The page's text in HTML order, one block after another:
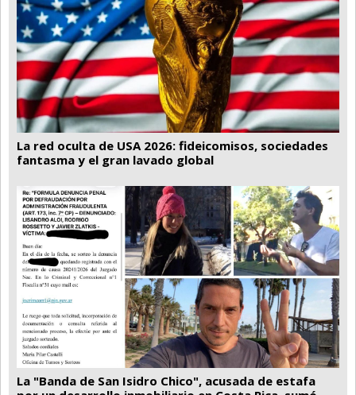
La red oculta de USA 2026: fideicomisos, sociedades
fantasma y el gran lavado global
La "Banda de San Isidro Chico", acusada de estafa